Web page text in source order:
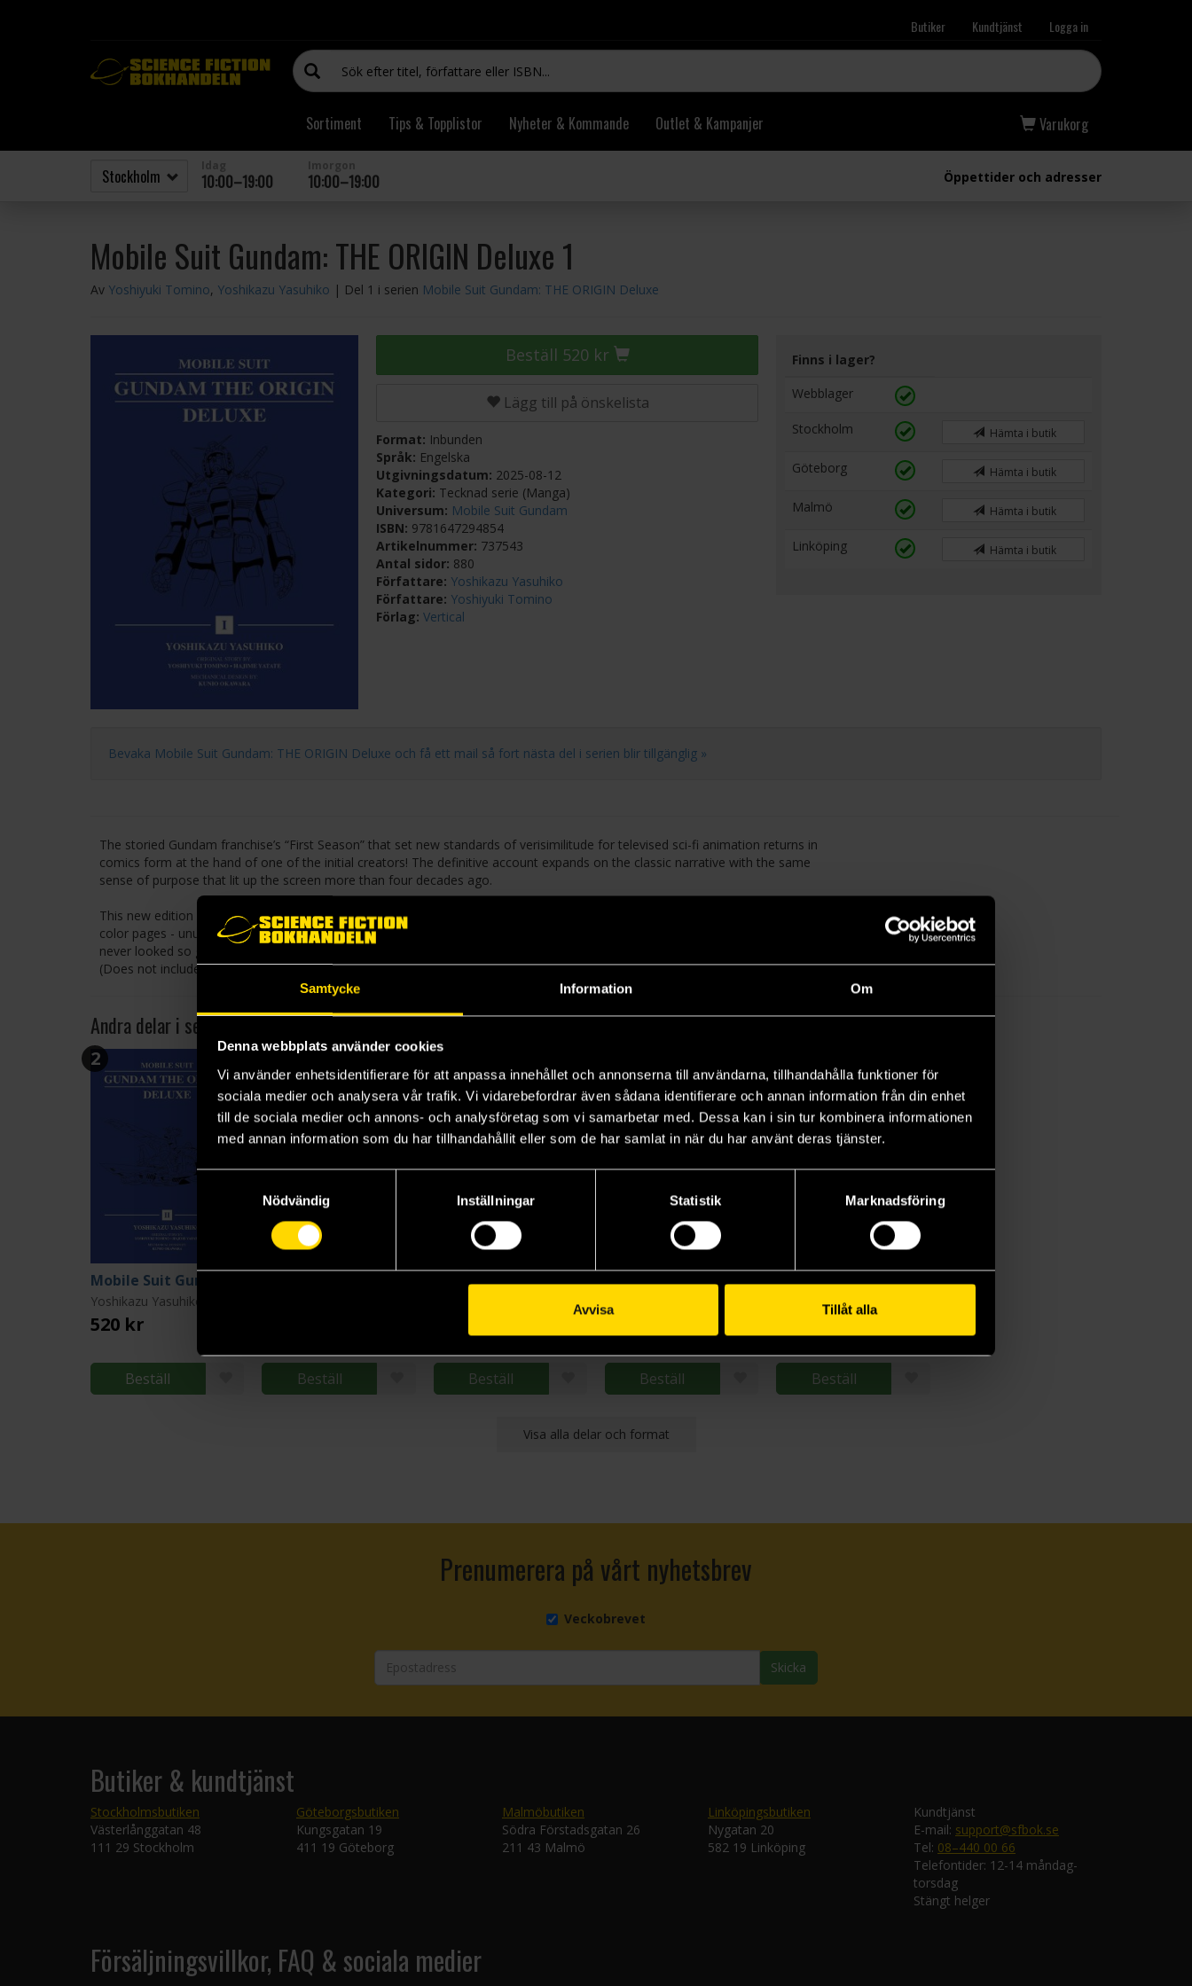
Samtycke Information Om
Denna webbplats använder cookies
Vi använder enhetsidentifierare för att anpassa innehållet och annonserna till användarna, tillhandahålla funktioner för
sociala medier och analysera vår trafik. Vi vidarebefordrar även sådana identifierare och annan information från din enhet
till de sociala medier och annons- och analysföretag som vi samarbetar med. Dessa kan i sin tur kombinera informationen
med annan information som du har tillhandahållit eller som de har samlat in när du har använt deras tjänster.
Samtyckesval
Nödvändig
Inställningar Statistik Marknadsföring
Avvisa Tillåt alla
Butiker Kundtjänst Logga in
Sortiment Tips & Topplistor Nyheter & Kommande Outlet & Kampanjer Varukorg
10:00–19:00 10:00–19:00 Öppettider och adresser
Mobile Suit Gundam: THE ORIGIN Deluxe 1
Av Yoshiyuki Tomino, Yoshikazu Yasuhiko | Del 1 i serien Mobile Suit Gundam: THE ORIGIN Deluxe
Beställ 520 kr
Lägg till på önskelista
Format: Inbunden
Språk: Engelska
Utgivningsdatum: 2025-08-12
Kategori: Tecknad serie (Manga)
Universum: Mobile Suit Gundam
ISBN: 9781647294854
Artikelnummer: 737543
Antal sidor: 880
Författare: Yoshikazu Yasuhiko
Författare: Yoshiyuki Tomino
Förlag:Vertical
Finns i lager?
Webblager
Stockholm Hämta i butik
Göteborg Hämta i butik
Malmö Hämta i butik
Linköping Hämta i butik
Bevaka Mobile Suit Gundam: THE ORIGIN Deluxe och få ett mail så fort nästa del i serien blir tillgänglig »
The storied Gundam franchise’s “First Season” that set new standards of verisimilitude for televised sci-fi animation returns in
comics form at the hand of one of the initial creators! The definitive account expands on the classic narrative with the same
sense of purpose that lit up the screen more than four decades ago.
This new edition collects the original bestselling twelve-installment English release into six oversized volumes. All of the many
color pages - unusually numerous for Japanese comics - have been retained, only at a larger size. The master’s artwork has
never looked so grand!
(Does not include essays and illustrations from the original release that are not the author’s own.
Andra delar i serien
2
Yoshikazu Yasuhiko
520 kr
Beställ
3
Beställ
4
Mobile Suit Gundam: THE ORIGIN Deluxe 4
Beställ
Mobile Suit Gundam: THE ORIGIN Deluxe 5
Beställ
Mobile Suit Gundam: THE ORIGIN Deluxe 6
Yoshikazu Yasuhiko
Beställ
Visa alla delar och format
Prenumerera på vårt nyhetsbrev
Veckobrevet
Skicka
Butiker & kundtjänst
Stockholmsbutiken
Västerlånggatan 48
111 29 Stockholm
Göteborgsbutiken
Kungsgatan 19
411 19 Göteborg
Malmöbutiken
Södra Förstadsgatan 26
211 43 Malmö
Linköpingsbutiken
Nygatan 20
582 19 Linköping
Kundtjänst
E-mail: support@sfbok.se
Tel: 08–440 00 66
Telefontider: 12-14 måndag-
torsdag
Stängt helger
Försäljningsvillkor, FAQ & sociala medier